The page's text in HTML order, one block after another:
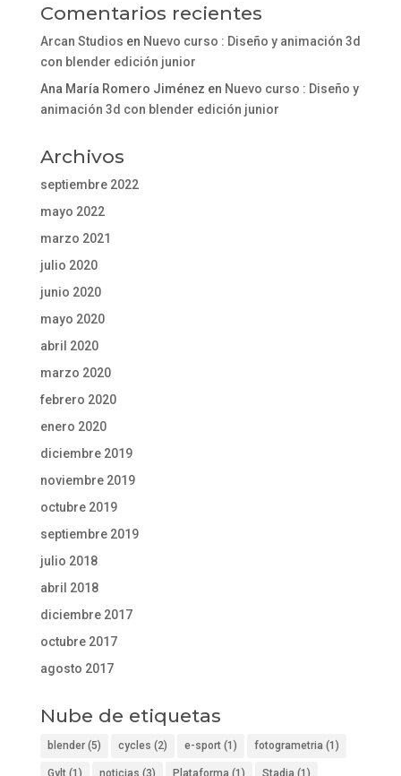
Comentarios recientes
Arcan Studios en Nuevo curso : Diseño y animación 3d
con blender edición junior
Ana María Romero Jiménez en Nuevo curso : Diseño y
animación 3d con blender edición junior
Archivos
septiembre 2022
mayo 2022
marzo 2021
julio 2020
junio 2020
mayo 2020
abril 2020
marzo 2020
febrero 2020
enero 2020
diciembre 2019
noviembre 2019
octubre 2019
septiembre 2019
julio 2018
abril 2018
diciembre 2017
octubre 2017
agosto 2017
Nube de etiquetas
blender(5) cycles (2) e-sport(1) fotogrametria (1)
Gylt(1) noticias (3) Plataforma (1) Stadia (1)